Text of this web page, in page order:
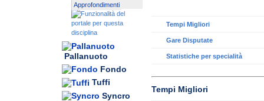
Approfondimenti
Pallanuoto
Fondo
Tuffi
Syncro
Tempi Migliori
Gare Disputate
Statistiche per specialità
Tempi Migliori